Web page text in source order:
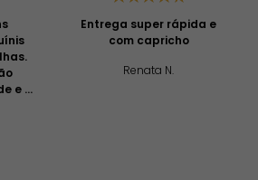
e a
Entrega super rápida e
com capricho
Renata N.